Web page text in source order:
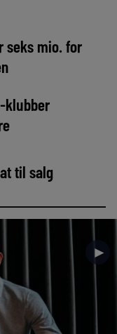
seks mio. for
klubber
til salg
►